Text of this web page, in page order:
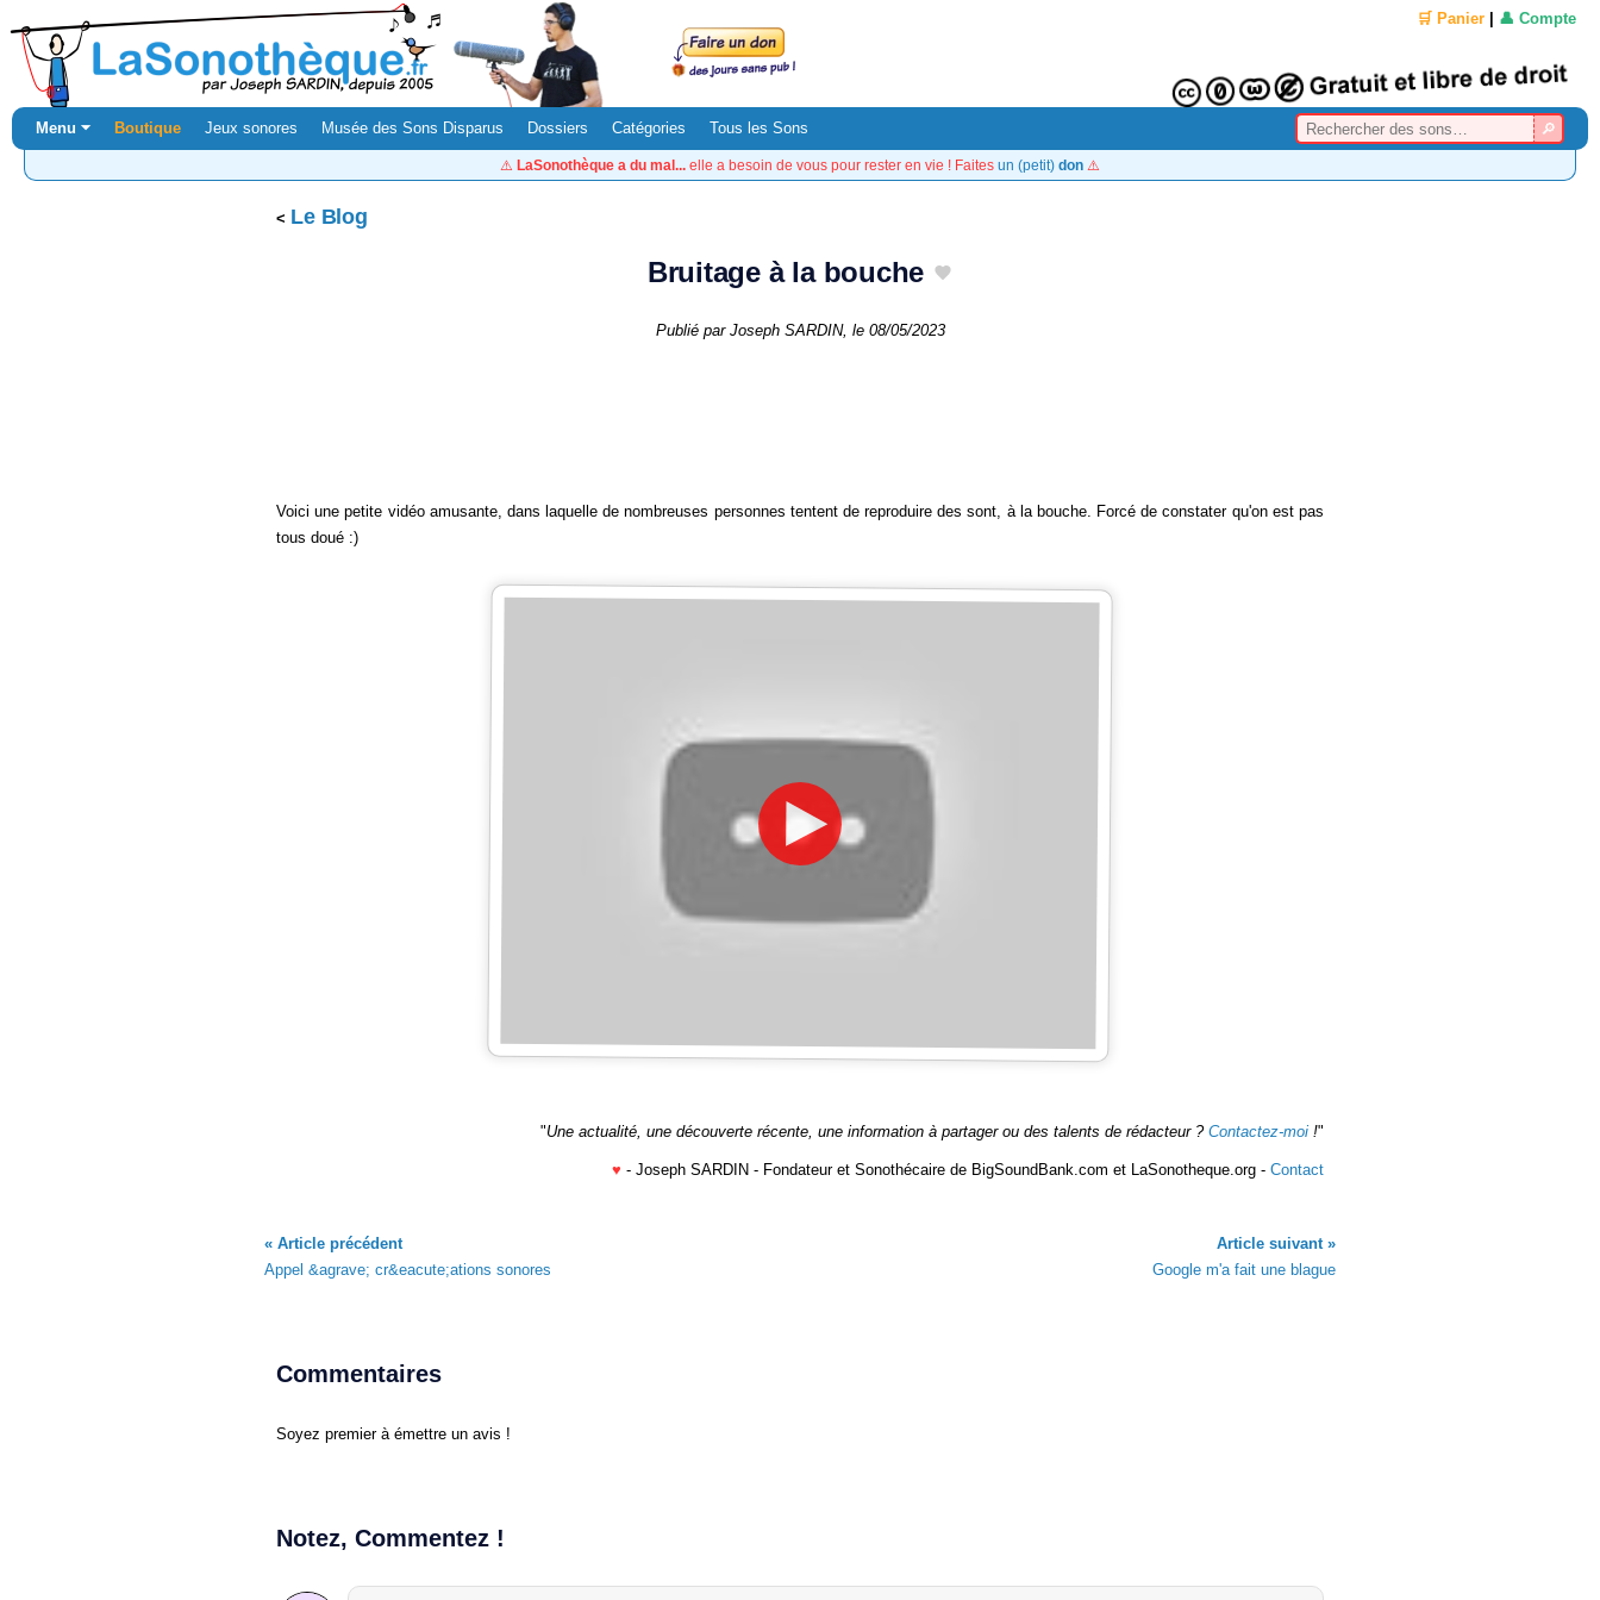
🛒 Panier 👤 Compte
Menu ⏷ Boutique Jeux sonores Musée des Sons Disparus Dossiers Catégories Tous les Sons
⚠️ LaSonothèque a du mal... elle a besoin de vous pour rester en vie ! Faites un (petit) don ⚠️
Le Blog
Bruitage à la bouche
Publié par Joseph SARDIN, le 08/05/2023
Voici une petite vidéo amusante, dans laquelle de nombreuses personnes tentent de reproduire des sont, à la bouche. Forcé de constater qu'on est pas
tous doué :)
"Une actualité, une découverte récente, une information à partager ou des talents de rédacteur ? Contactez-moi !"
♥ - Joseph SARDIN - Fondateur et Sonothécaire de BigSoundBank.com et LaSonotheque.org - Contact
« Article précédent
Appel &agrave; cr&eacute;ations sonores
Article suivant »
Google m'a fait une blague
Commentaires
Soyez premier à émettre un avis !
Notez, Commentez !